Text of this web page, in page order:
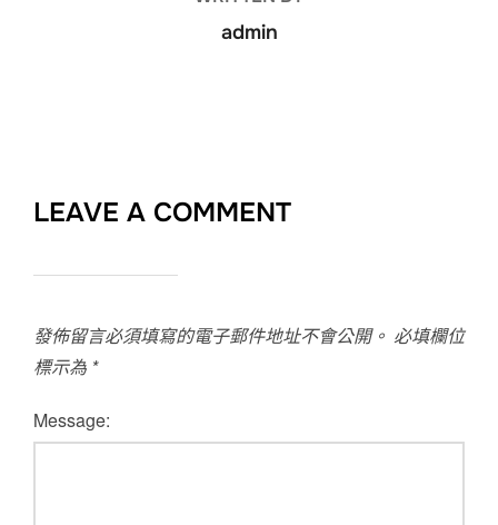
admin
LEAVE A COMMENT
發佈留言必須填寫的電子郵件地址不會公開。 必填欄位
標示為 *
Message: